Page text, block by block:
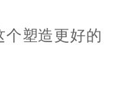
塑造更好的